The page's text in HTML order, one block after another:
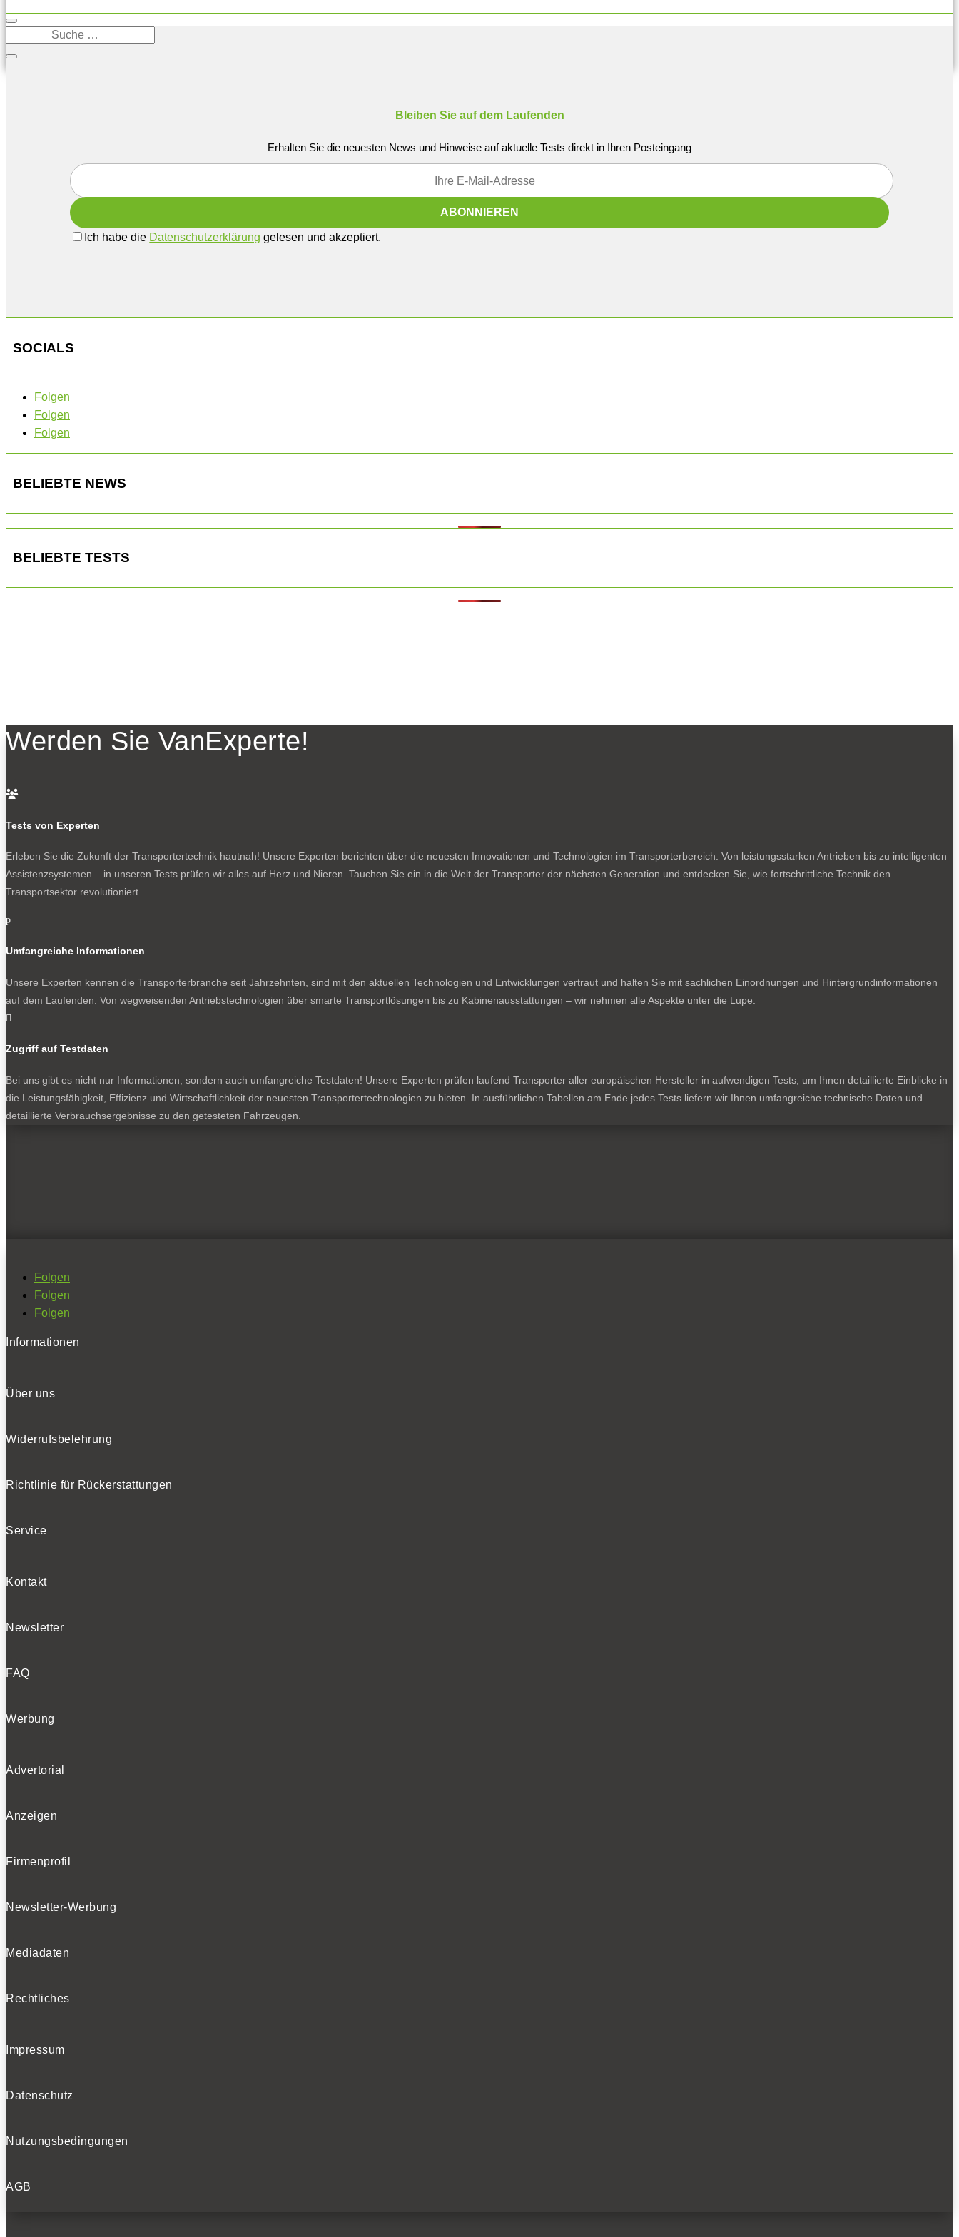
Bleiben Sie auf dem Laufenden
Erhalten Sie die neuesten News und Hinweise auf aktuelle Tests direkt in Ihren Posteingang
Ich habe die Datenschutzerklärung gelesen und akzeptiert.
SOCIALS
Folgen
Folgen
Folgen
BELIEBTE NEWS
BELIEBTE TESTS
Werden Sie VanExperte!

Tests von Experten
Erleben Sie die Zukunft der Transportertechnik hautnah! Unsere Experten berichten über die neuesten Innovationen und Technologien im Transporterbereich. Von leistungsstarken Antrieben bis zu intelligenten
Assistenzsystemen – in unseren Tests prüfen wir alles auf Herz und Nieren. Tauchen Sie ein in die Welt der Transporter der nächsten Generation und entdecken Sie, wie fortschrittliche Technik den
Transportsektor revolutioniert.
p
Umfangreiche Informationen
Unsere Experten kennen die Transporterbranche seit Jahrzehnten, sind mit den aktuellen Technologien und Entwicklungen vertraut und halten Sie mit sachlichen Einordnungen und Hintergrundinformationen
auf dem Laufenden. Von wegweisenden Antriebstechnologien über smarte Transportlösungen bis zu Kabinenausstattungen – wir nehmen alle Aspekte unter die Lupe.

Zugriff auf Testdaten
Bei uns gibt es nicht nur Informationen, sondern auch umfangreiche Testdaten! Unsere Experten prüfen laufend Transporter aller europäischen Hersteller in aufwendigen Tests, um Ihnen detaillierte Einblicke in
die Leistungsfähigkeit, Effizienz und Wirtschaftlichkeit der neuesten Transportertechnologien zu bieten. In ausführlichen Tabellen am Ende jedes Tests liefern wir Ihnen umfangreiche technische Daten und
detaillierte Verbrauchsergebnisse zu den getesteten Fahrzeugen.
Folgen
Folgen
Folgen
Informationen
Über uns
Widerrufsbelehrung
Richtlinie für Rückerstattungen
Service
Kontakt
Newsletter
FAQ
Werbung
Advertorial
Anzeigen
Firmenprofil
Newsletter-Werbung
Mediadaten
Rechtliches
Impressum
Datenschutz
Nutzungsbedingungen
AGB